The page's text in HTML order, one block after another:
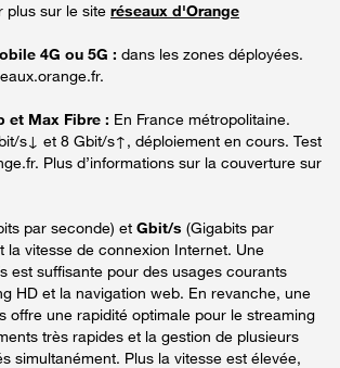
plus sur le site réseaux d'Orange
4G ou 5G : dans les zones déployées.
et Max Fibre : En France métropolitaine.
s↓ et 8 Gbit/s↑, déploiement en cours. Test
Plus d’informations sur la couverture sur
par seconde) et Gbit/s (Gigabits par
la vitesse de connexion Internet. Une
est suffisante pour des usages courants
HD et la navigation web. En revanche, une
offre une rapidité optimale pour le streaming
très rapides et la gestion de plusieurs
simultanément. Plus la vitesse est élevée,